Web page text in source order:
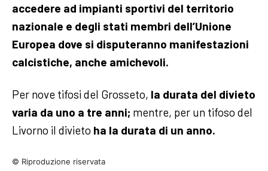
accedere ad impianti sportivi del territorio
nazionale e degli stati membri dell’Unione
Europea dove si disputeranno manifestazioni
calcistiche, anche amichevoli.
Per nove tifosi del Grosseto, la durata del divieto
varia da uno a tre anni; mentre, per un tifoso del
Livorno il divieto ha la durata di un anno.
© Riproduzione riservata